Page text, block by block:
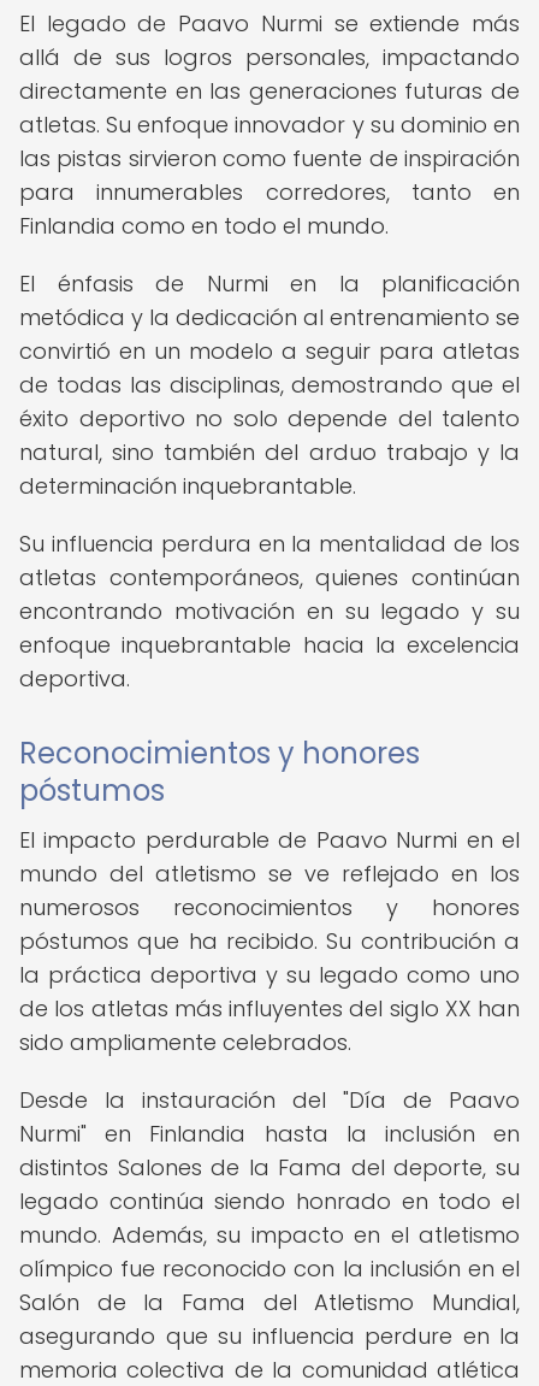
El legado de Paavo Nurmi se extiende más
allá de sus logros personales, impactando
directamente en las generaciones futuras de
atletas. Su enfoque innovador y su dominio en
las pistas sirvieron como fuente de inspiración
para innumerables corredores, tanto en
Finlandia como en todo el mundo.
El énfasis de Nurmi en la planificación
metódica y la dedicación al entrenamiento se
convirtió en un modelo a seguir para atletas
de todas las disciplinas, demostrando que el
éxito deportivo no solo depende del talento
natural, sino también del arduo trabajo y la
determinación inquebrantable.
Su influencia perdura en la mentalidad de los
atletas contemporáneos, quienes continúan
encontrando motivación en su legado y su
enfoque inquebrantable hacia la excelencia
deportiva.
Reconocimientos y honores
póstumos
El impacto perdurable de Paavo Nurmi en el
mundo del atletismo se ve reflejado en los
numerosos reconocimientos y honores
póstumos que ha recibido. Su contribución a
la práctica deportiva y su legado como uno
de los atletas más influyentes del siglo XX han
sido ampliamente celebrados.
Desde la instauración del "Día de Paavo
Nurmi" en Finlandia hasta la inclusión en
distintos Salones de la Fama del deporte, su
legado continúa siendo honrado en todo el
mundo. Además, su impacto en el atletismo
olímpico fue reconocido con la inclusión en el
Salón de la Fama del Atletismo Mundial,
asegurando que su influencia perdure en la
memoria colectiva de la comunidad atlética